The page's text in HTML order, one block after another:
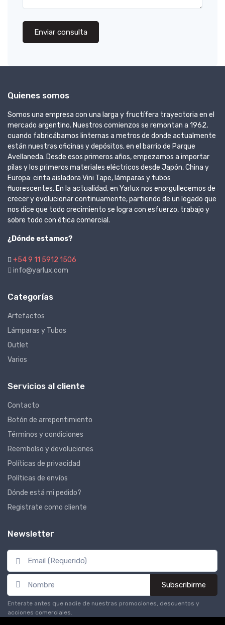
Enviar consulta
Quienes somos
Somos una empresa con una larga y fructífera trayectoria en el
mercado argentino. Nuestros comienzos se remontan a 1962,
cuando fabricábamos linternas a metros de donde actualmente
están nuestras oficinas y depósitos, en el barrio de Parque
Avellaneda. Desde esos primeros años, empezamos a importar
pilas y los primeros materiales eléctricos desde Japón, China y
Europa: cinta aisladora Vini Tape, lámparas y tubos
fluorescentes. En la actualidad, en Yarlux nos enorgullecemos de
crecer y evolucionar continuamente, partiendo de un legado que
nos dice que todo crecimiento se logra con esfuerzo, trabajo y
sobre todo con ética comercial.
¿Dónde estamos?
+54 9 11 5912 1506
info@yarlux.com
Categorías
Artefactos
Lámparas y Tubos
Outlet
Varios
Servicios al cliente
Contacto
Botón de arrepentimiento
Términos y condiciones
Reembolso y devoluciones
Políticas de privacidad
Políticas de envíos
Dónde está mi pedido?
Registrate como cliente
Newsletter
Subscribirme
Enterate antes que nadie de nuestras promociones, descuentos y
acciones comerciales.